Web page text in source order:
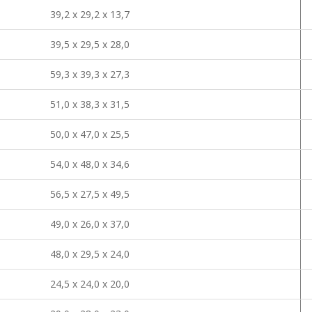
39,2 х 29,2 х 13,7
39,5 х 29,5 х 28,0
59,3 х 39,3 х 27,3
51,0 х 38,3 х 31,5
50,0 х 47,0 х 25,5
54,0 х 48,0 х 34,6
56,5 х 27,5 х 49,5
49,0 х 26,0 х 37,0
48,0 х 29,5 х 24,0
24,5 х 24,0 х 20,0